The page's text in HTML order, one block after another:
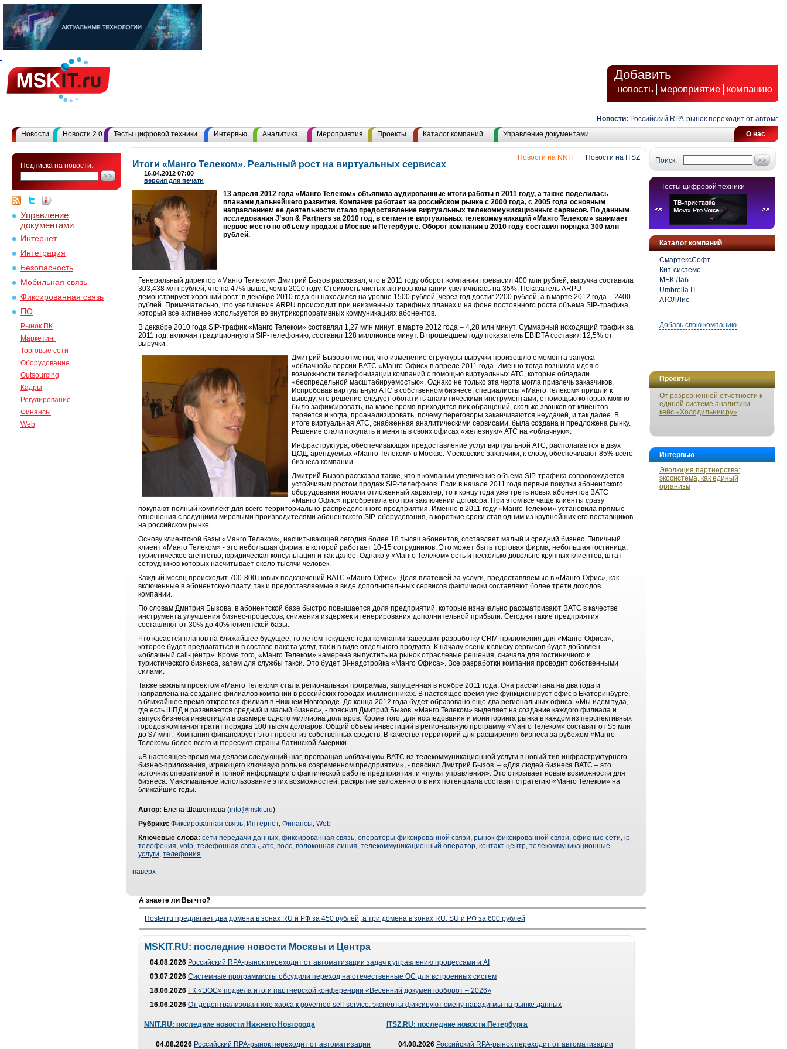
Добавить
новость мероприятие компанию
Новости: Российский RPA-рынок переходит от
О нас
Новости Новости 2.0 Тесты цифровой техники Интервью Аналитика Мероприятия Проекты Каталог компаний Управление документами
Подписка на новости:
Управление
документами
Интернет
Интеграция
Безопасность
Мобильная связь
Фиксированная связь
ПО
Рынок ПК
Маркетинг
Торговые сети
Оборудование
Outsourcing
Кадры
Регулирование
Финансы
Web
Поиск:
Тесты цифровой техники
Каталог компаний
СмартексСофт
Кит-системс
МБК Лаб
Umbrella IT
АТОЛЛис
Добавь свою компанию
Проекты
От разрозненной отчетности к
единой системе аналитики —
кейс «Холодильник.ру»
Интервью
Эволюция партнерства:
экосистема, как единый
организм
Новости на ITSZ
Новости на NNIT
Итоги «Манго Телеком». Реальный рост на виртуальных сервисах
16.04.2012 07:00
версия для печати
13 апреля 2012 года «Манго Телеком» объявила аудированные итоги работы в 2011 году, а также поделилась
планами дальнейшего развития. Компания работает на российском рынке с 2000 года, с 2005 года основным
направлением ее деятельности стало предоставление виртуальных телекоммуникационных сервисов. По данным
исследования J’son & Partners за 2010 год, в сегменте виртуальных телекоммуникаций «Манго Телеком» занимает
первое место по объему продаж в Москве и Петербурге. Оборот компании в 2010 году составил порядка 300 млн
рублей.
Генеральный директор «Манго Телеком» Дмитрий Бызов рассказал, что в 2011 году оборот компании превысил 400 млн рублей, выручка составила
303,438 млн рублей, что на 47% выше, чем в 2010 году. Стоимость чистых активов компании увеличилась на 35%. Показатель ARPU
демонстрирует хороший рост: в декабре 2010 года он находился на уровне 1500 рублей, через год достиг 2200 рублей, а в марте 2012 года – 2400
рублей. Примечательно, что увеличение ARPU происходит при неизменных тарифных планах и на фоне постоянного роста объема SIP-трафика,
который все активнее используется во внутрикорпоративных коммуникациях абонентов.
В декабре 2010 года SIP-трафик «Манго Телеком» составлял 1,27 млн минут, в марте 2012 года – 4,28 млн минут. Суммарный исходящий трафик за
2011 год, включая традиционную и SIP-телефонию, составил 128 миллионов минут. В прошедшем году показатель EBIDTA составил 12,5% от
выручки.
Дмитрий Бызов отметил, что изменение структуры выручки произошло с момента запуска
«облачной» версии ВАТС «Манго-Офис» в апреле 2011 года. Именно тогда возникла идея о
возможности телефонизации компаний с помощью виртуальных АТС, которые обладали
«беспредельной масштабируемостью». Однако не только эта черта могла привлечь заказчиков.
Испробовав виртуальную АТС в собственном бизнесе, специалисты «Манго Телеком» пришли к
выводу, что решение следует обогатить аналитическими инструментами, с помощью которых можно
было зафиксировать, на какое время приходится пик обращений, сколько звонков от клиентов
теряется и когда, проанализировать, почему переговоры заканчиваются неудачей, и так далее. В
итоге виртуальная АТС, снабженная аналитическими сервисами, была создана и предложена рынку.
Решение стали покупать и менять в своих офисах «железную» АТС на «облачную».
Инфраструктура, обеспечивающая предоставление услуг виртуальной АТС, располагается в двух
ЦОД, арендуемых «Манго Телеком» в Москве. Московские заказчики, к слову, обеспечивают 85% всего
бизнеса компании.
Дмитрий Бызов рассказал также, что в компании увеличение объема SIP-трафика сопровождается
устойчивым ростом продаж SIP-телефонов. Если в начале 2011 года первые покупки абонентского
оборудования носили отложенный характер, то к концу года уже треть новых абонентов ВАТС
«Манго Офис» приобретала его при заключении договора. При этом все чаще клиенты сразу
покупают полный комплект для всего территориально-распределенного предприятия. Именно в 2011 году «Манго Телеком» установила прямые
отношения с ведущими мировыми производителями абонентского SIP-оборудования, в короткие сроки став одним из крупнейших его поставщиков
на российском рынке.
Основу клиентской базы «Манго Телеком», насчитывающей сегодня более 18 тысяч абонентов, составляет малый и средний бизнес. Типичный
клиент «Манго Телеком» - это небольшая фирма, в которой работает 10-15 сотрудников. Это может быть торговая фирма, небольшая гостиница,
туристическое агентство, юридическая консультация и так далее. Однако у «Манго Телеком» есть и несколько довольно крупных клиентов, штат
сотрудников которых насчитывает около тысячи человек.
Каждый месяц происходит 700-800 новых подключений ВАТС «Манго-Офис». Доля платежей за услуги, предоставляемые в «Манго-Офис», как
включенные в абонентскую плату, так и предоставляемые в виде дополнительных сервисов фактически составляют более трети доходов
компании.
По словам Дмитрия Бызова, в абонентской базе быстро повышается доля предприятий, которые изначально рассматривают ВАТС в качестве
инструмента улучшения бизнес-процессов, снижения издержек и генерирования дополнительной прибыли. Сегодня такие предприятия
составляют от 30% до 40% клиентской базы.
Что касается планов на ближайшее будущее, то летом текущего года компания завершит разработку CRM-приложения для «Манго-Офиса»,
которое будет предлагаться и в составе пакета услуг, так и в виде отдельного продукта. К началу осени к списку сервисов будет добавлен
«облачный call-центр». Кроме того, «Манго Телеком» намерена выпустить на рынок отраслевые решения, сначала для гостиничного и
туристического бизнеса, затем для службы такси. Это будет BI-надстройка «Манго Офиса». Все разработки компания проводит собственными
силами.
Также важным проектом «Манго Телеком» стала региональная программа, запущенная в ноябре 2011 года. Она рассчитана на два года и
направлена на создание филиалов компании в российских городах-миллионниках. В настоящее время уже функционирует офис в Екатеринбурге,
в ближайшее время откроется филиал в Нижнем Новгороде. До конца 2012 года будет образовано еще два региональных офиса. «Мы идем туда,
где есть ШПД и развивается средний и малый бизнес», - пояснил Дмитрий Бызов. «Манго Телеком» выделяет на создание каждого филиала и
запуск бизнеса инвестиции в размере одного миллиона долларов. Кроме того, для исследования и мониторинга рынка в каждом из перспективных
городов компания тратит порядка 100 тысяч долларов. Общий объем инвестиций в региональную программу «Манго Телеком» составит от $5 млн
до $7 млн. Компания финансирует этот проект из собственных средств. В качестве территорий для расширения бизнеса за рубежом «Манго
Телеком» более всего интересуют страны Латинской Америки.
«В настоящее время мы делаем следующий шаг, превращая «облачную» ВАТС из телекоммуникационной услуги в новый тип инфраструктурного
бизнес-приложения, играющего ключевую роль на современном предприятии», - пояснил Дмитрий Бызов. – «Для людей бизнеса ВАТС – это
источник оперативной и точной информации о фактической работе предприятия, и «пульт управления». Это открывает новые возможности для
бизнеса. Максимальное использование этих возможностей, раскрытие заложенного в них потенциала составит стратегию «Манго Телеком» на
ближайшие годы.
Автор: Елена Шашенкова (info@mskit.ru)
Рубрики: Фиксированная связь, Интернет, Финансы, Web
Ключевые слова: сети передачи данных, фиксированная связь, операторы фиксированной связи, рынок фиксированной связи, офисные сети, ip
телефония, voip, телефонная связь, атс, волс, волоконная линия, телекоммуникационный оператор, контакт центр, телекоммуникационные
услуги, телефония
наверх
А знаете ли Вы что?
Hoster.ru предлагает два домена в зонах RU и РФ за 450 рублей, а три домена в зонах RU, SU и РФ за 600 рублей
MSKIT.RU: последние новости Москвы и Центра
04.08.2026 Российский RPA-рынок переходит от автоматизации задач к управлению процессами и AI
03.07.2026 Системные программисты обсудили переход на отечественные ОС для встроенных систем
18.06.2026 ГК «ЭОС» подвела итоги партнерской конференции «Весенний документооборот – 2026»
16.06.2026 От децентрализованного хаоса к governed self-service: эксперты фиксируют смену парадигмы на рынке данных
NNIT.RU: последние новости Нижнего Новгорода
04.08.2026 Российский RPA-рынок переходит от автоматизации
ITSZ.RU: последние новости Петербурга
04.08.2026 Российский RPA-рынок переходит от автоматизации